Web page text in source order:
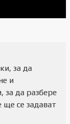
за да
и
за да разбере
ще се задават